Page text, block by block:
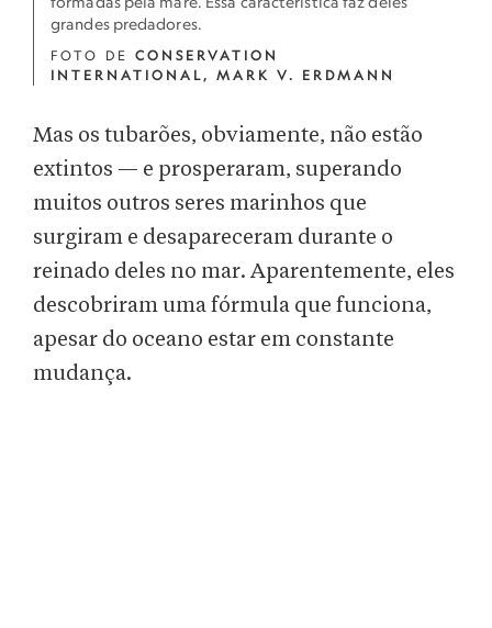
grandes predadores.
FOTO DE CONSERVATION
INTERNATIONAL, MARK V. ERDMANN
Mas os tubarões, obviamente, não estão
extintos — e prosperaram, superando
muitos outros seres marinhos que
surgiram e desapareceram durante o
reinado deles no mar. Aparentemente, eles
descobriram uma fórmula que funciona,
apesar do oceano estar em constante
mudança.